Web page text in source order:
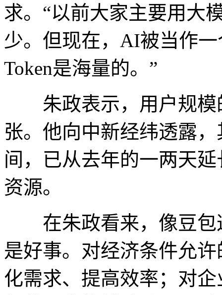
求。“以前大家主要用大
少。但现在，AI被当作
Token是海量的。”
朱政表示，用户规模
张。他向中新经纬透露
间，已从去年的一两天
资源。
在朱政看来，像豆包
是好事。对经济条件允
化需求、提高效率；对